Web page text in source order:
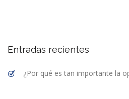
Entradas recientes
¿Por qué es tan importante la